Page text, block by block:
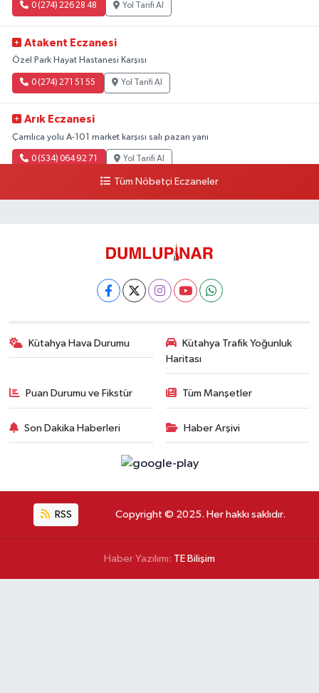
0 (274) 226 28 48 Yol Tarifi Al
Atakent Eczanesi
Özel Park Hayat Hastanesi Karşısı
0 (274) 271 51 55 Yol Tarifi Al
Arık Eczanesi
Çamlıca yolu A-101 market karşısı salı pazarı yanı
0 (534) 064 92 71 Yol Tarifi Al
Tüm Nöbetçi Eczaneler
Kütahya Hava Durumu
Kütahya Trafik Yoğunluk
Haritası
Puan Durumu ve Fikstür Tüm Manşetler
Son Dakika Haberleri Haber Arşivi
RSS Copyright © 2025. Her hakkı saklıdır.
Haber Yazılımı: TE Bilişim